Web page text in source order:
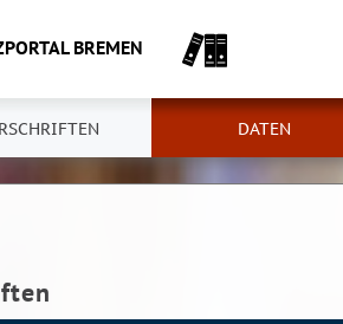
BREMEN
DATEN